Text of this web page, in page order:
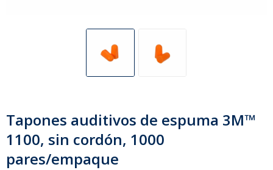
Tapones auditivos de espuma 3M™
1100, sin cordón, 1000
pares/empaque